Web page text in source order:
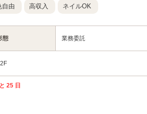
自由 高収入 ネイルOK
態 業務委託
25 日